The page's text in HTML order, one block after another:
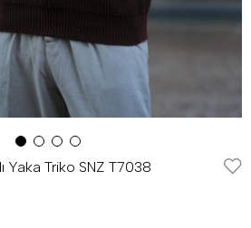
Yaka Triko SNZ T7038